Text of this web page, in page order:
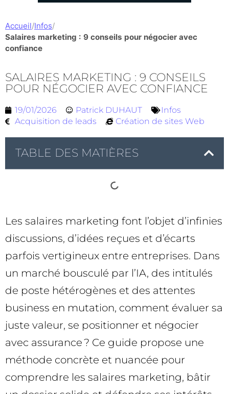
Accueil/Infos/
Salaires marketing : 9 conseils pour négocier avec
confiance
SALAIRES MARKETING : 9 CONSEILS
POUR NÉGOCIER AVEC CONFIANCE
19/01/2026 Patrick DUHAUT
Infos
Acquisition de leads
Création de sites Web
TABLE DES MATIÈRES
Les salaires marketing font l’objet d’infinies
discussions, d’idées reçues et d’écarts
parfois vertigineux entre entreprises. Dans
un marché bousculé par l’IA, des intitulés
de poste hétérogènes et des attentes
business en mutation, comment évaluer sa
juste valeur, se positionner et négocier
avec assurance ? Ce guide propose une
méthode concrète et nuancée pour
comprendre les salaires marketing, bâtir